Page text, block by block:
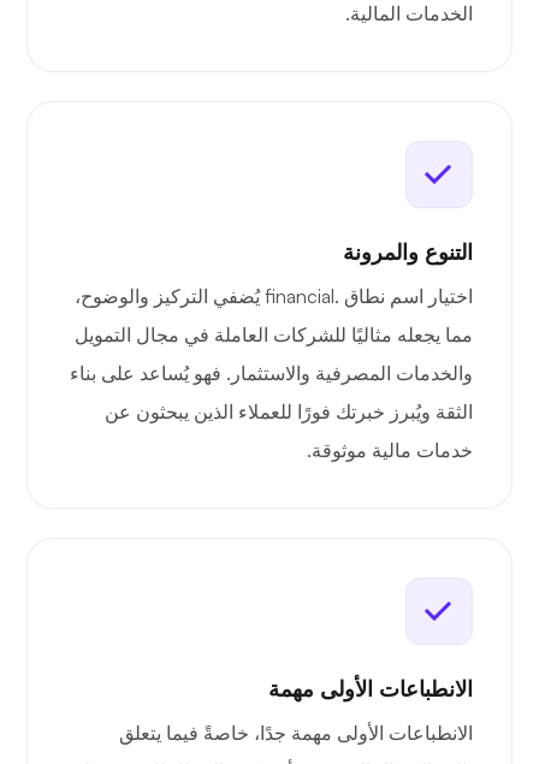
الخدمات المالية.
التنوع والمرونة
اختيار اسم نطاق .financial يُضفي التركيز والوضوح،
مما يجعله مثاليًا للشركات العاملة في مجال التمويل
والخدمات المصرفية والاستثمار. فهو يُساعد على بناء
الثقة ويُبرز خبرتك فورًا للعملاء الذين يبحثون عن
خدمات مالية موثوقة.
الانطباعات الأولى مهمة
الانطباعات الأولى مهمة جدًا، خاصةً فيما يتعلق